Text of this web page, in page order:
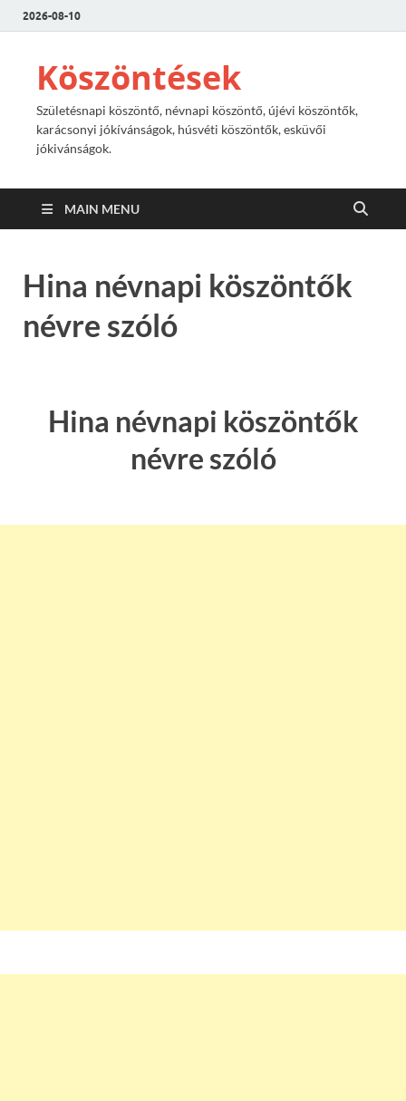
2026-08-10
Köszöntések
Születésnapi köszöntő, névnapi köszöntő, újévi köszöntők,
karácsonyi jókívánságok, húsvéti köszöntők, esküvői
jókivánságok.
MAIN MENU
Hina névnapi köszöntők
névre szóló
Hina névnapi köszöntők
névre szóló